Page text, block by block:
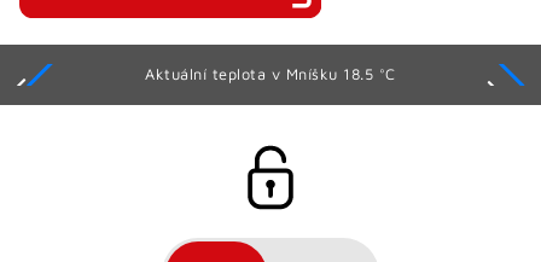
Aktuální teplota v Mníšku 18.5 °C